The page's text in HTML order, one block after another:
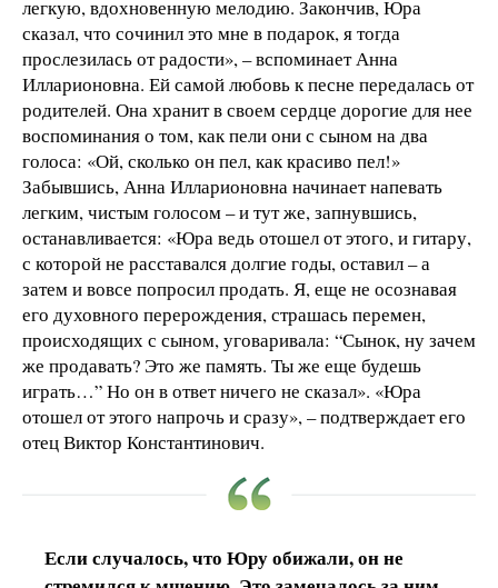
легкую, вдохновенную мелодию. Закончив, Юра
сказал, что сочинил это мне в подарок, я тогда
прослезилась от радости», – вспоминает Анна
Илларионовна. Ей самой любовь к песне передалась от
родителей. Она хранит в своем сердце дорогие для нее
воспоминания о том, как пели они с сыном на два
голоса: «Ой, сколько он пел, как красиво пел!»
Забывшись, Анна Илларионовна начинает напевать
легким, чистым голосом – и тут же, запнувшись,
останавливается: «Юра ведь отошел от этого, и гитару,
с которой не расставался долгие годы, оставил – а
затем и вовсе попросил продать. Я, еще не осознавая
его духовного перерождения, страшась перемен,
происходящих с сыном, уговаривала: “Сынок, ну зачем
же продавать? Это же память. Ты же еще будешь
играть…” Но он в ответ ничего не сказал». «Юра
отошел от этого напрочь и сразу», – подтверждает его
отец Виктор Константинович.
Если случалось, что Юру обижали, он не